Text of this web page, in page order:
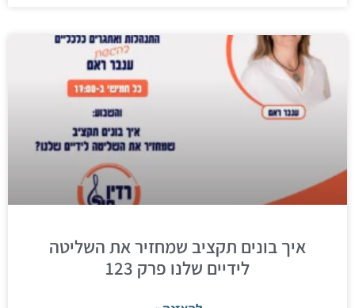
איך בונים תקציב שמחזיר את השליטה
לידיים שלנו פרק 123